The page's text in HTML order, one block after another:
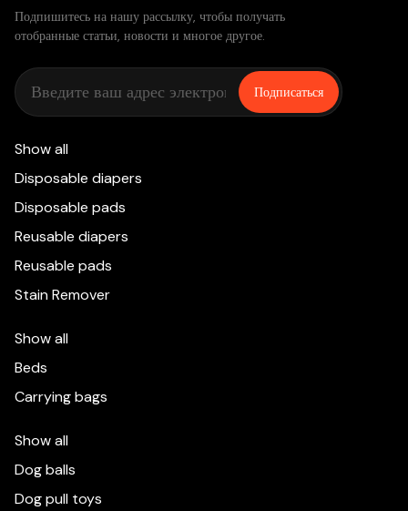
Подпишитесь на нашу рассылку, чтобы получать
отобранные статьи, новости и многое другое.
Подписаться
Show all
Disposable diapers
Disposable pads
Reusable diapers
Reusable pads
Stain Remover
Show all
Beds
Carrying bags
Show all
Dog balls
Dog pull toys